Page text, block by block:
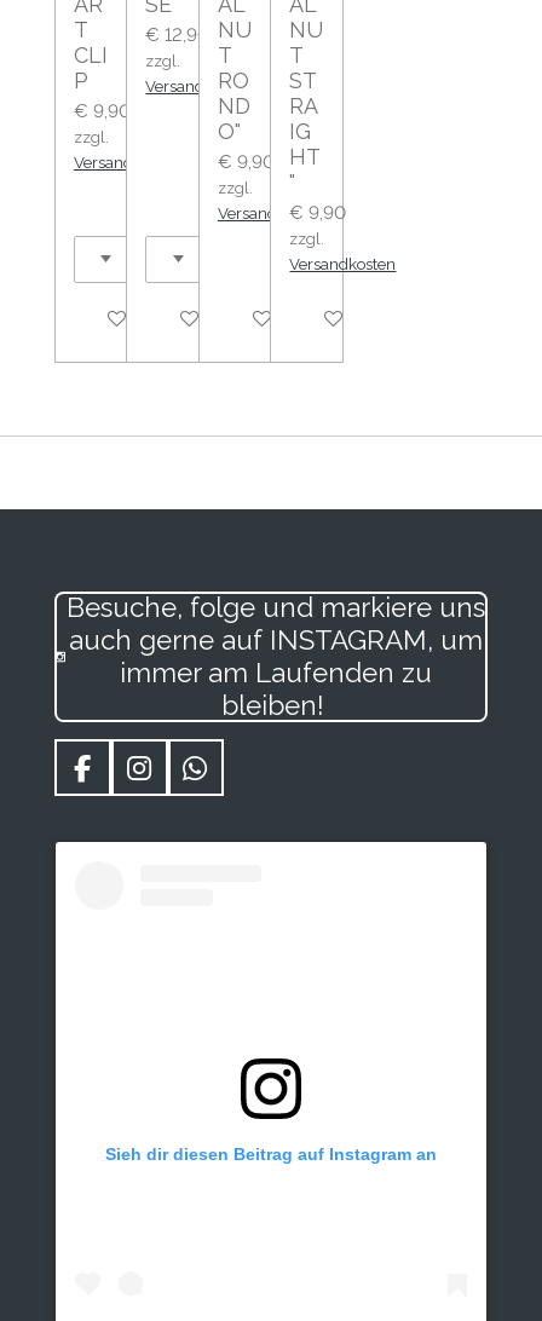
T
CLI
P
€ 9,90
zzgl.
Versandkosten
Details anzeigen
€ 12,90
zzgl.
Versandkosten
Details anzeigen
NU
T
RO
ND
O"
€ 9,90
zzgl.
Versandkosten
Details anzeigen
NU
T
ST
RA
IG
HT
"
€ 9,90
zzgl.
Versandkosten
Details anzeigen
Besuche, folge und markiere uns
auch gerne auf INSTAGRAM, um
immer am Laufenden zu
bleiben!
F
I
W
Sieh dir diesen Beitrag auf Instagram an